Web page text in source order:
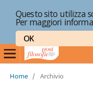
Questo sito utilizza
Per maggiori
OK
Home / Archivio